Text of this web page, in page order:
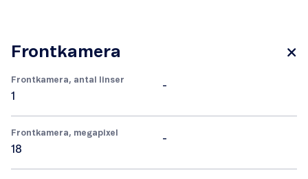
Frontkamera
Frontkamera, antal linser
1
-
Frontkamera, megapixel
18
-